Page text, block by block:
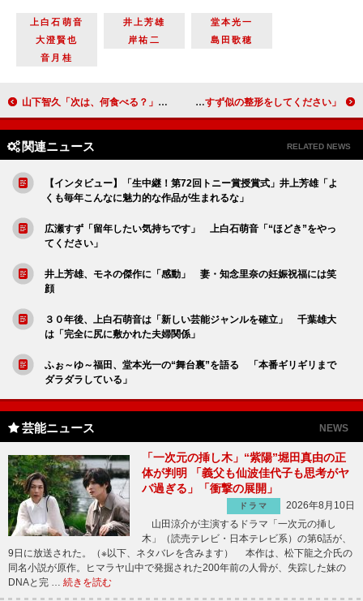
上白石萌音 井上芳雄
堂本光一
大澄賢也
岸祐二
島田歌穂
音月桂
山下智久「次は、何食べる？」 仲間に向けた言葉の真意は… 篠原涼子、小室哲哉とのタッグに「衝撃的な運命」 「広瀬すず似の整形をしてください」
関連ニュース RELATED NEWS
【インタビュー】「生中継！第72回トニー賞授賞式」井上芳雄「よ
くも毎年こんなに魅力的な作品が生まれるな」
広瀬すず「留年したい気持ちです」 上白石萌音「“ほどき”をやっ
てください」
井上芳雄、モネの傑作に「感動」 妻・知念里奈の妊娠祝福には笑
顔
３０年後、上白石萌音は「新しい芸能ジャンルを確立」 千葉雄大
は「完全に尻に敷かれた夫婦関係」
ふぉ～ゆ～福田、堂本光一の“舞台裏”を語る 「本番ギリギリまで
ダラダラしている」
芸能ニュース NEWS
「一次元の挿し木」“紫陽”堀田真由の正
体が判明 「義父も仙波佳代子も思考がヤ
バ過ぎる」「衝撃の展開」
ドラマ
2026年8月10日
山田涼介が主演するドラマ「一次元の挿し
木」（読売テレビ・日本テレビ系）の第6話が、
9日に放送された。（※以下、ネタバレを含みます） 本作は、松下龍之介氏の
同名小説が原作。ヒマラヤ山中で発掘された200年前の人骨が、失踪した妹の
DNAと完 … 続きを読む